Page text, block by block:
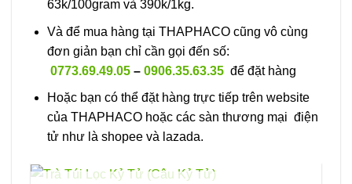
63k/100gram và 390k/1kg.
Và để mua hàng tại THAPHACO cũng vô cùng
đơn giản bạn chỉ cần gọi đến số:
0773.69.49.05– 0906.35.63.35 để đặt hàng
Hoặc bạn có thể đặt hàng trực tiếp trên website
của THAPHACO hoặc các sàn thương mại điện
tử như là shopee và lazada.